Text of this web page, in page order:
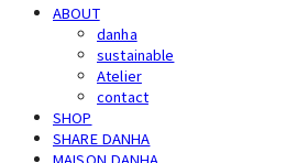
ABOUT
danha
sustainable
Atelier
contact
SHOP
SHARE DANHA